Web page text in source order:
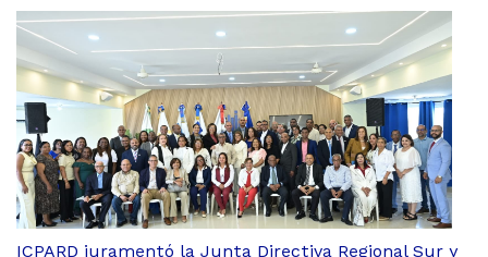
ICPARD juramentó la Junta Directiva Regional Sur y